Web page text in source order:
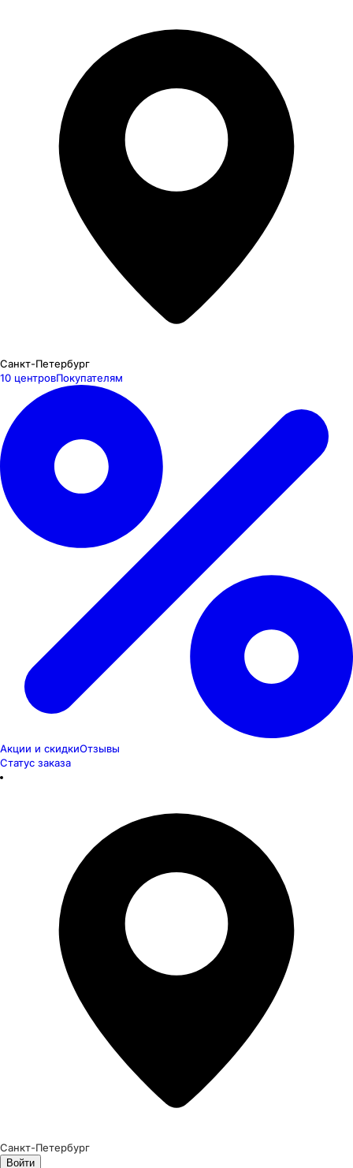
Санкт-Петербург
10 центровПокупателям
Акции и скидкиОтзывы
Статус заказа
Санкт-Петербург
Войти